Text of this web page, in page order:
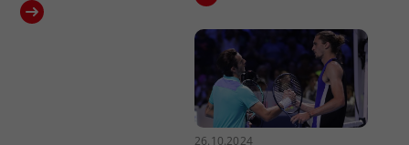
26.10.2024